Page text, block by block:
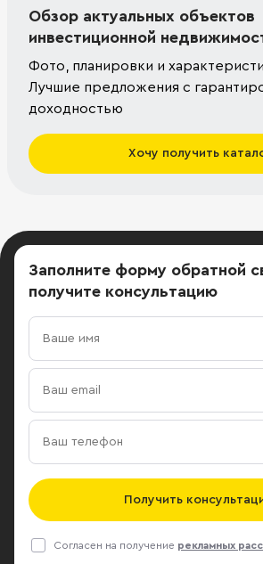
Обзор актуальных объектов
инвестиционной
Фото, планировки и
Лучшие предложения с
доходностью
Хочу получить
Заполните форму обратной
получите консультацию
Получить
Согласен на получение рекламных